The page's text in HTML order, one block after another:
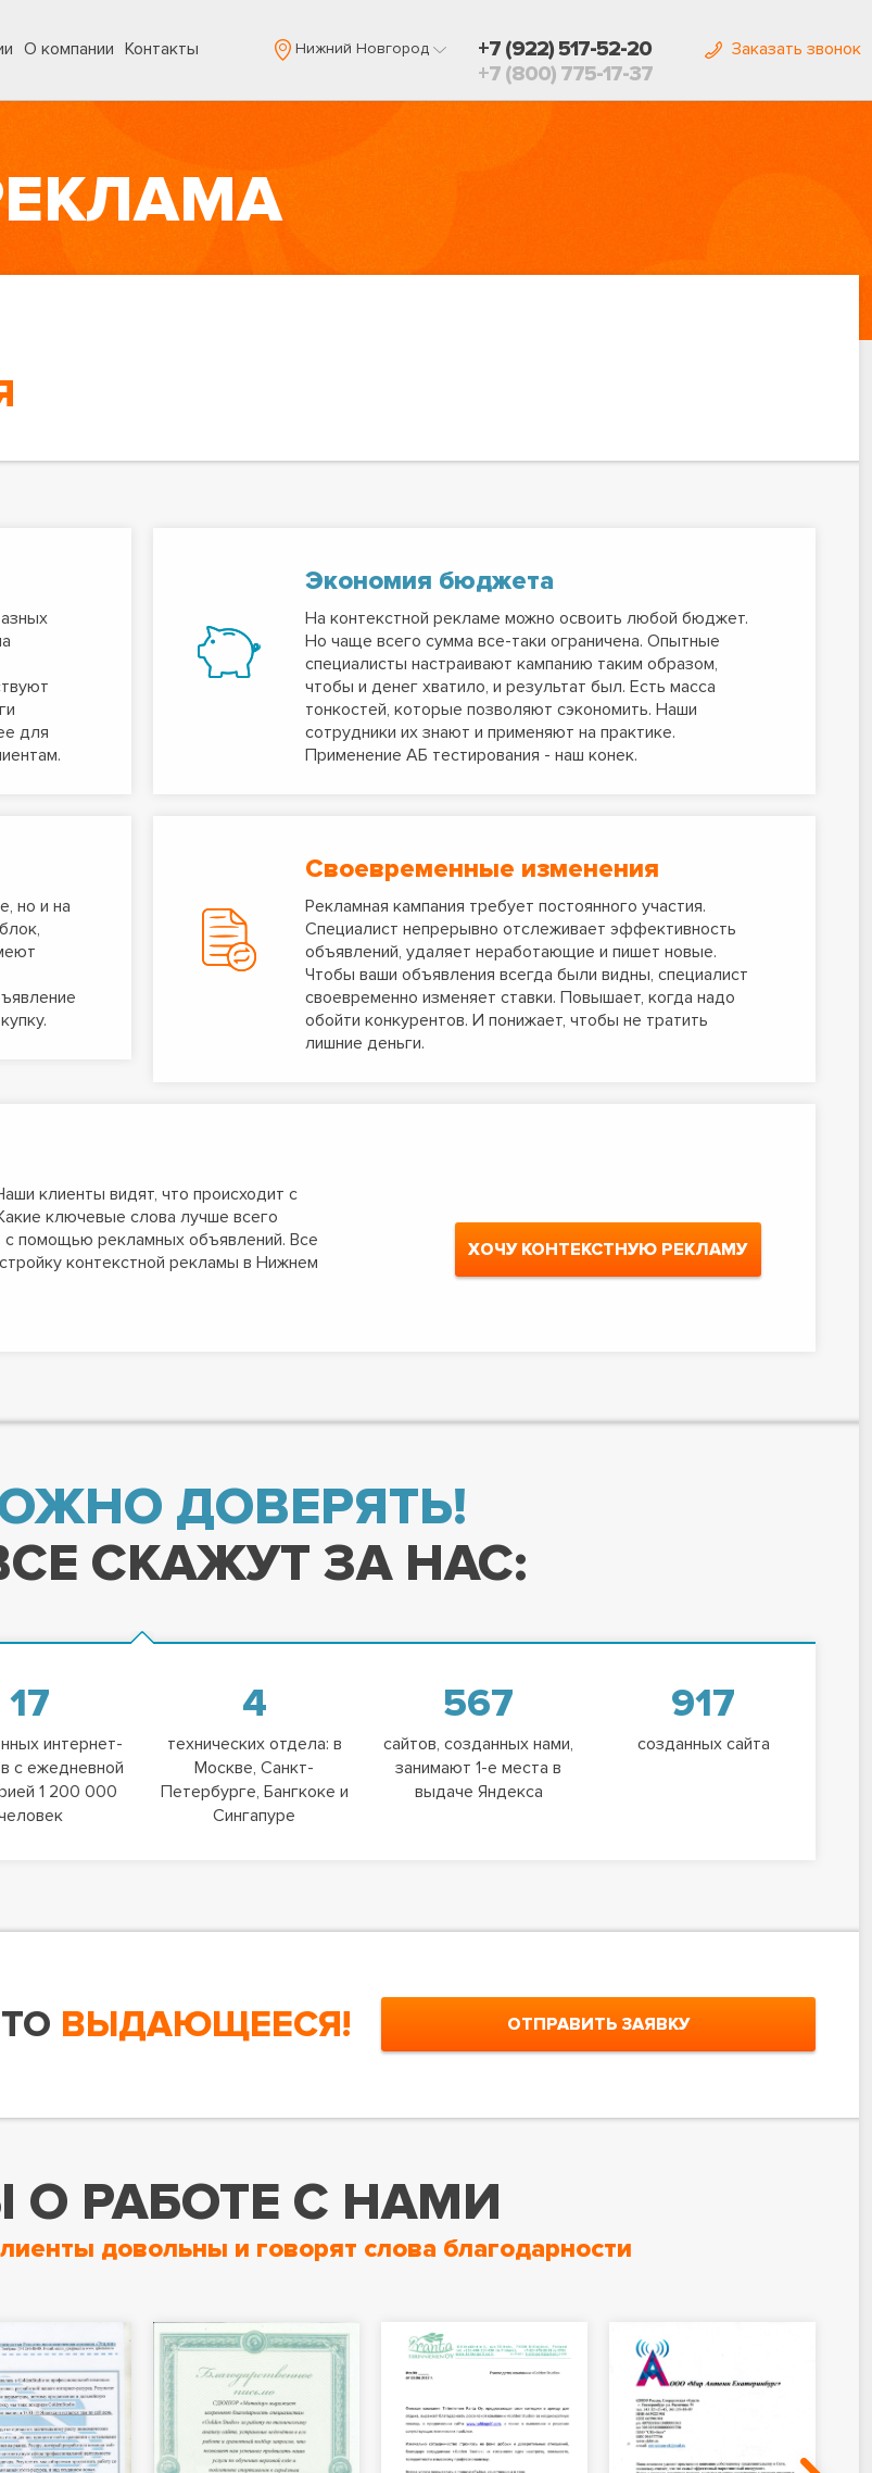
О компании Контакты Нижний Новгород
+7 (922) 517-52-20
+7 (800) 775-17-37
Заказать звонок
для
Экономия бюджета
На контекстной рекламе можно освоить любой бюджет.
Но чаще всего сумма все-таки ограничена. Опытные
специалисты настраивают кампанию таким образом,
чтобы и денег хватило, и результат был. Есть масса
тонкостей, которые позволяют сэкономить. Наши
сотрудники их знают и применяют на практике.
Применение АБ тестирования - наш конек.
но и на
Своевременные изменения
Рекламная кампания требует постоянного участия.
Специалист непрерывно отслеживает эффективность
объявлений, удаляет неработающие и пишет новые.
Чтобы ваши объявления всегда были видны, специалист
своевременно изменяет ставки. Повышает, когда надо
обойти конкурентов. И понижает, чтобы не тратить
лишние деньги.
клиенты видят, что происходит с
ключевые слова лучше всего
с помощью рекламных объявлений. Все
контекстной рекламы в Нижнем
ХОЧУ КОНТЕКСТНУЮ РЕКЛАМУ
ДОВЕРЯТЬ!
СКАЖУТ ЗА НАС:
17
интернет-
с ежедневной
1 200 000
4
технических отдела: в
Москве, Санкт-
Петербурге, Бангкоке и
Сингапуре
567
сайтов, созданных нами,
занимают 1-е места в
выдаче Яндекса
917
созданных сайта
ВЫДАЮЩЕЕСЯ! ОТПРАВИТЬ ЗАЯВКУ
РАБОТЕ С НАМИ
довольны и говорят слова благодарности